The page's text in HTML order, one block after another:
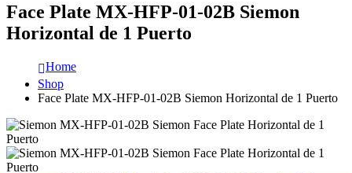
Face Plate MX-HFP-01-02B Siemon
Horizontal de 1 Puerto
Home
Shop
Face Plate MX-HFP-01-02B Siemon Horizontal de 1 Puerto